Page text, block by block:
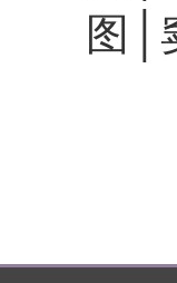
图